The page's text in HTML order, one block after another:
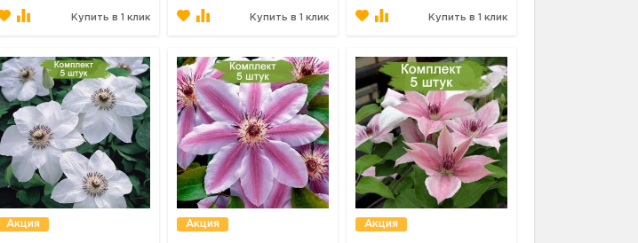
Купить в 1 клик Купить в 1 клик Купить в 1 клик
Акция Акция Акция